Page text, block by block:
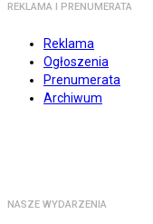
REKLAMA I PRENUMERATA
Reklama
Ogłoszenia
Prenumerata
Archiwum
NASZE WYDARZENIA